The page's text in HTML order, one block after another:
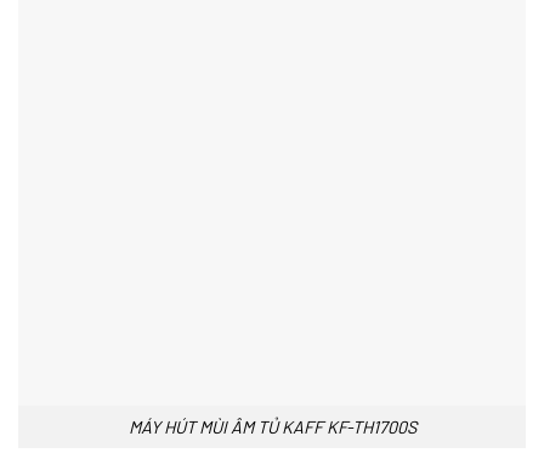
MÁY HÚT MÙI ÂM TỦ KAFF KF-TH1700S